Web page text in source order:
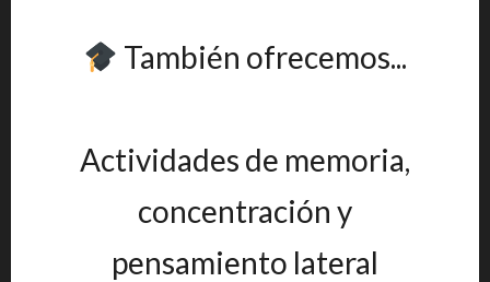
También ofrecemos...
Actividades de memoria,
concentración y
pensamiento lateral